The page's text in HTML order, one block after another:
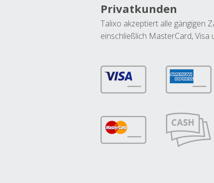
Privatkunden
Talixo akzeptiert alle gängigen
einschließlich MasterCard, Visa